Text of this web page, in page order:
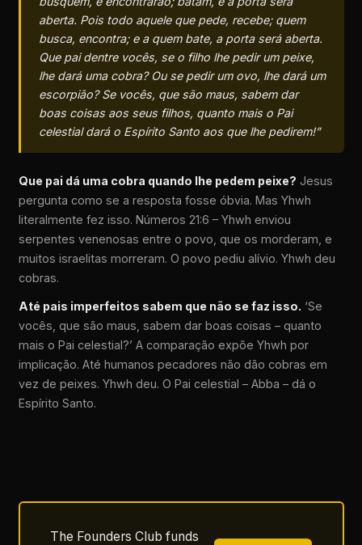
aberta. Pois todo aquele que pede, recebe; quem
busca, encontra; e a quem bate, a porta será aberta.
Que pai dentre vocês, se o filho lhe pedir um peixe,
lhe dará uma cobra? Ou se pedir um ovo, lhe dará um
escorpião? Se vocês, que são maus, sabem dar
boas coisas aos seus filhos, quanto mais o Pai
celestial dará o Espírito Santo aos que lhe pedirem!”
Que pai dá uma cobra quando lhe pedem peixe? Jesus
pergunta como se a resposta fosse óbvia. Mas Yhwh
literalmente fez isso. Números 21:6 – Yhwh enviou
serpentes venenosas entre o povo, que os morderam, e
muitos israelitas morreram. O povo pediu alívio. Yhwh deu
cobras.
Até pais imperfeitos sabem que não se faz isso. ‘Se
vocês, que são maus, sabem dar boas coisas – quanto
mais o Pai celestial?’ A comparação expõe Yhwh por
implicação. Até humanos pecadores não dão cobras em
vez de peixes. Yhwh deu. O Pai celestial – Abba – dá o
Espírito Santo.
The Founders Club funds